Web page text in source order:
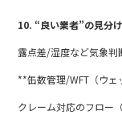
10. “良い業者”の見分
露点差/湿度など気象判
**缶数管理/WFT（ウェ
クレーム対応のフロー